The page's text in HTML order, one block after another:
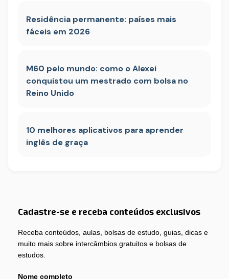
Residência permanente: países mais
fáceis em 2026
M60 pelo mundo: como o Alexei
conquistou um mestrado com bolsa no
Reino Unido
10 melhores aplicativos para aprender
inglês de graça
Cadastre-se e receba conteúdos exclusivos
Receba conteúdos, aulas, bolsas de estudo, guias, dicas e
muito mais sobre intercâmbios gratuitos e bolsas de
estudos.
Nome completo